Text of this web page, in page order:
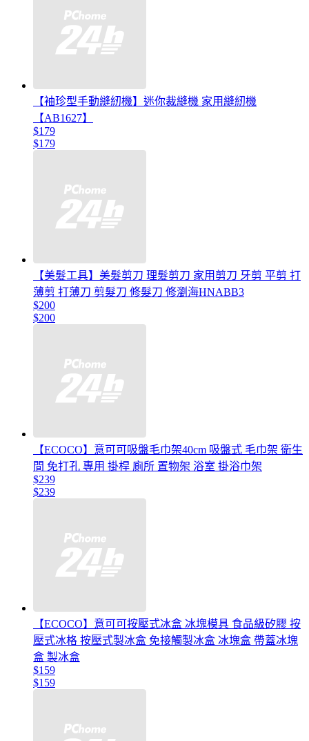
【袖珍型手動縫紉機】迷你裁縫機 家用縫紉機
【AB1627】
$179
$179
【美髮工具】美髮剪刀 理髮剪刀 家用剪刀 牙剪 平剪 打
薄剪 打薄刀 剪髮刀 修髮刀 修瀏海HNABB3
$200
$200
【ECOCO】意可可吸盤毛巾架40cm 吸盤式 毛巾架 衛生
間 免打孔 專用 掛桿 廁所 置物架 浴室 掛浴巾架
$239
$239
【ECOCO】意可可按壓式冰盒 冰塊模具 食品級矽膠 按
壓式冰格 按壓式製冰盒 免接觸製冰盒 冰塊盒 帶蓋冰塊
盒 製冰盒
$159
$159